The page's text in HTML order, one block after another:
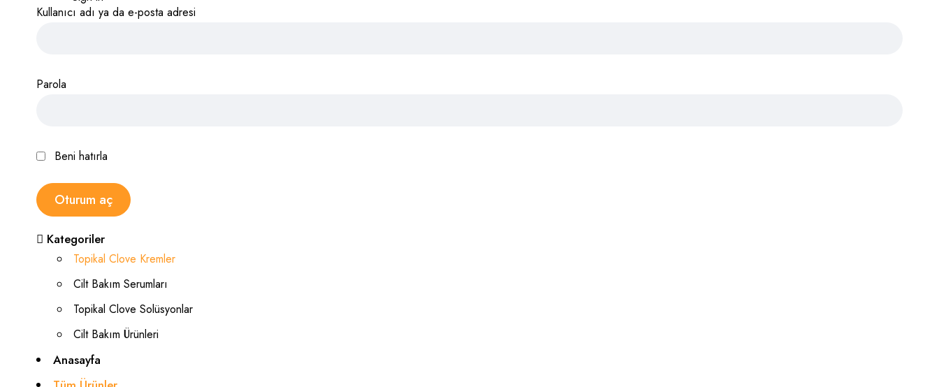
Kullanıcı adı ya da e-posta adresi
Parola
Beni hatırla
Kategoriler
Topikal Clove Kremler
Cilt Bakım Serumları
Topikal Clove Solüsyonlar
Cilt Bakım Ürünleri
Anasayfa